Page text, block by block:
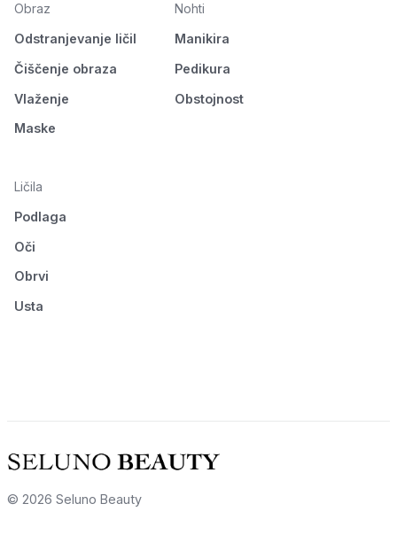
Obraz
Odstranjevanje ličil
Čiščenje obraza
Vlaženje
Maske
Nohti
Manikira
Pedikura
Obstojnost
Ličila
Podlaga
Oči
Obrvi
Usta
© 2026 Seluno Beauty